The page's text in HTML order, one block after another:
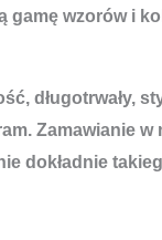
gamę wzorów i
długotrwały,
Zamawianie
dokładnie